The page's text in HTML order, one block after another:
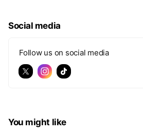
Social media
Follow us on social media
You might like